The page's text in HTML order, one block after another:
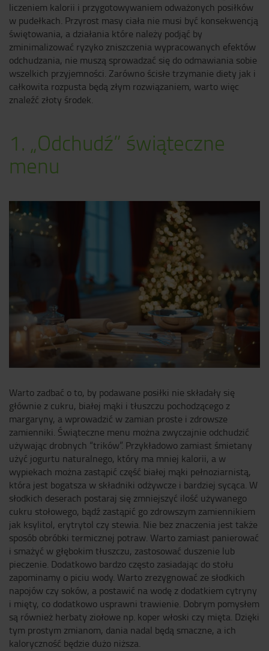
liczeniem kalorii i przygotowywaniem odważonych posiłków
w pudełkach. Przyrost masy ciała nie musi być konsekwencją
świętowania, a działania które należy podjąć by
zminimalizować ryzyko zniszczenia wypracowanych efektów
odchudzania, nie muszą sprowadzać się do odmawiania sobie
wszelkich przyjemności. Zarówno ścisłe trzymanie diety jak i
całkowita rozpusta będą złym rozwiązaniem, warto więc
znaleźć złoty środek.
1. „Odchudź” świąteczne
menu
Warto zadbać o to, by podawane posiłki nie składały się
głównie z cukru, białej mąki i tłuszczu pochodzącego z
margaryny, a wprowadzić w zamian proste i zdrowsze
zamienniki. Świąteczne menu można zwyczajnie odchudzić
używając drobnych “trików”. Przykładowo zamiast śmietany
użyć jogurtu naturalnego, który ma mniej kalorii, a w
wypiekach można zastąpić część białej mąki pełnoziarnistą,
która jest bogatsza w składniki odżywcze i bardziej sycąca. W
słodkich deserach postaraj się zmniejszyć ilość używanego
cukru stołowego, bądź zastąpić go zdrowszym zamiennikiem
jak ksylitol, erytrytol czy stewia. Nie bez znaczenia jest także
sposób obróbki termicznej potraw. Warto zamiast panierować
i smażyć w głębokim tłuszczu, zastosować duszenie lub
pieczenie. Dodatkowo bardzo często zasiadając do stołu
zapominamy o piciu wody. Warto zrezygnować ze słodkich
napojów czy soków, a postawić na wodę z dodatkiem cytryny
i mięty, co dodatkowo usprawni trawienie. Dobrym pomysłem
są również herbaty ziołowe np. koper włoski czy mięta. Dzięki
tym prostym zmianom, dania nadal będą smaczne, a ich
kaloryczność będzie dużo niższa.